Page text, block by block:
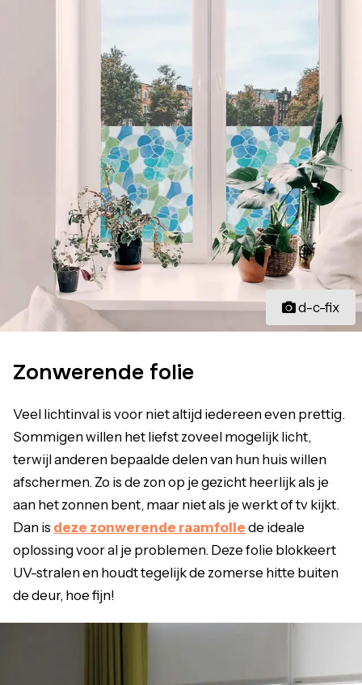
d-c-fix
Zonwerende folie
Veel lichtinval is voor niet altijd iedereen even prettig.
Sommigen willen het liefst zoveel mogelijk licht,
terwijl anderen bepaalde delen van hun huis willen
afschermen. Zo is de zon op je gezicht heerlijk als je
aan het zonnen bent, maar niet als je werkt of tv kijkt.
Dan is deze zonwerende raamfolie de ideale
oplossing voor al je problemen. Deze folie blokkeert
UV-stralen en houdt tegelijk de zomerse hitte buiten
de deur, hoe fijn!